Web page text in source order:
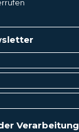
Verarbeitung